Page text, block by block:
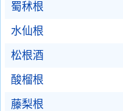
蜀秫根
水仙根
松根酒
酸榴根
藤梨根